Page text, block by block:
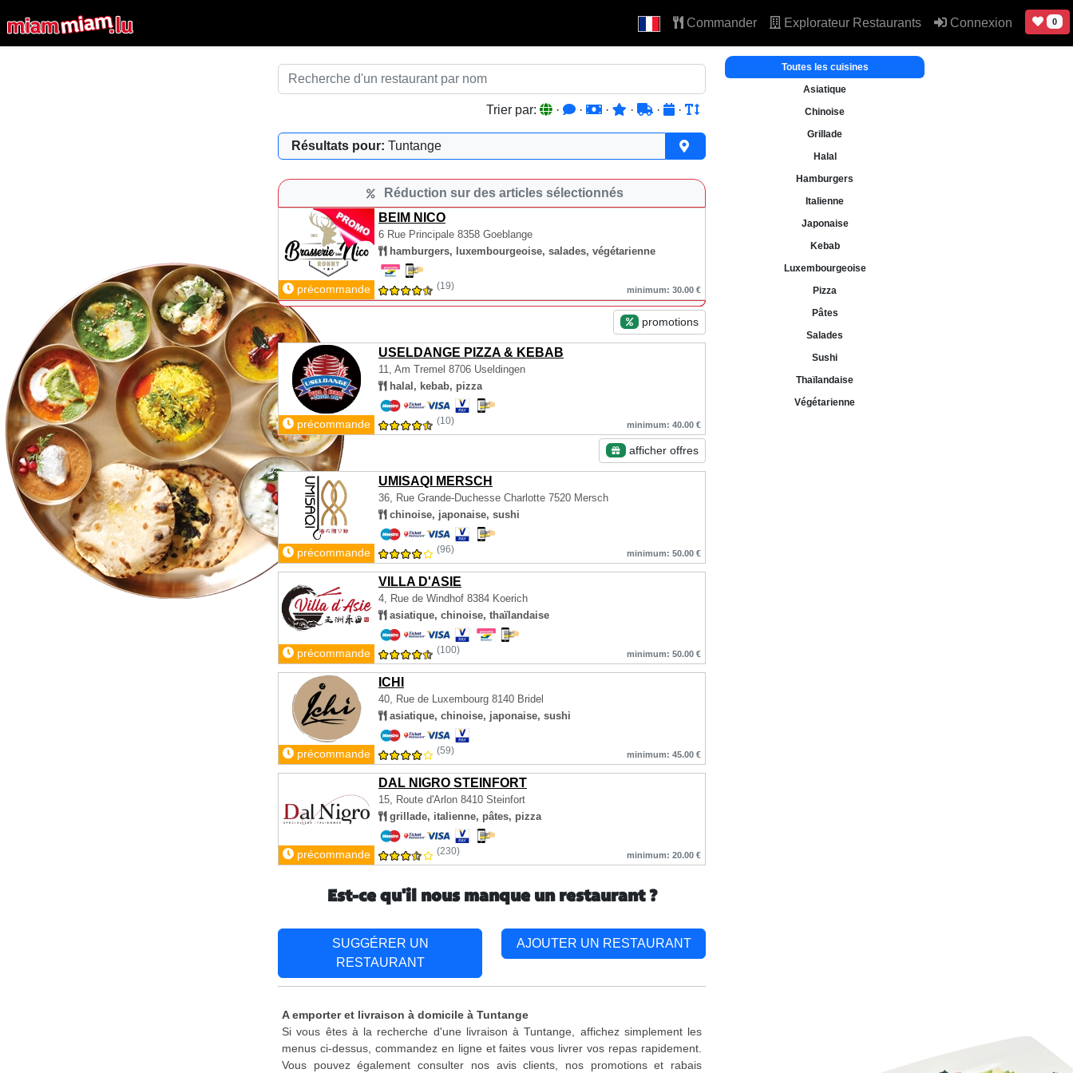
Commander Explorateur Restaurants Connexion 0
Trier par: · · · · · ·
Résultats pour: Tuntange
Réduction sur des articles sélectionnés
BEIM NICO
6 Rue Principale 8358 Goeblange
hamburgers, luxembourgeoise, salades, végétarienne
précommande (19) minimum: 30.00 €
promotions
USELDANGE PIZZA & KEBAB
11, Am Tremel 8706 Useldingen
halal, kebab, pizza
précommande (10) minimum: 40.00 €
afficher offres
UMISAQI MERSCH
36, Rue Grande-Duchesse Charlotte 7520 Mersch
chinoise, japonaise, sushi
précommande (96) minimum: 50.00 €
VILLA D'ASIE
4, Rue de Windhof 8384 Koerich
asiatique, chinoise, thaïlandaise
précommande (100) minimum: 50.00 €
ICHI
40, Rue de Luxembourg 8140 Bridel
asiatique, chinoise, japonaise, sushi
précommande (59) minimum: 45.00 €
DAL NIGRO STEINFORT
15, Route d'Arlon 8410 Steinfort
grillade, italienne, pâtes, pizza
précommande (230) minimum: 20.00 €
Toutes les cuisines
Asiatique
Chinoise
Grillade
Halal
Hamburgers
Italienne
Japonaise
Kebab
Luxembourgeoise
Pizza
Pâtes
Salades
Sushi
Thaïlandaise
Végétarienne
Est-ce qu'il nous manque un restaurant ?
SUGGÉRER UN
RESTAURANT
AJOUTER UN RESTAURANT
A emporter et livraison à domicile à Tuntange
Si vous êtes à la recherche d'une livraison à Tuntange, affichez simplement les
menus ci-dessus, commandez en ligne et faites vous livrer vos repas rapidement.
Vous pouvez également consulter nos avis clients, nos promotions et rabais